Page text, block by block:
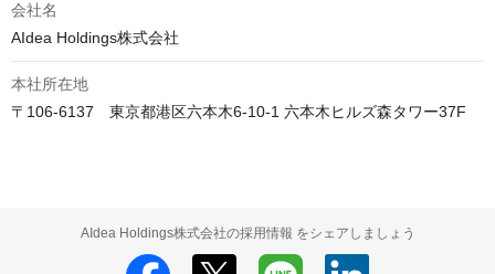
会社名
AIdea Holdings株式会社
本社所在地
〒106-6137　東京都港区六本木6-10-1 六本木ヒルズ森タワー37F
AIdea Holdings株式会社の採用情報 をシェアしましょう